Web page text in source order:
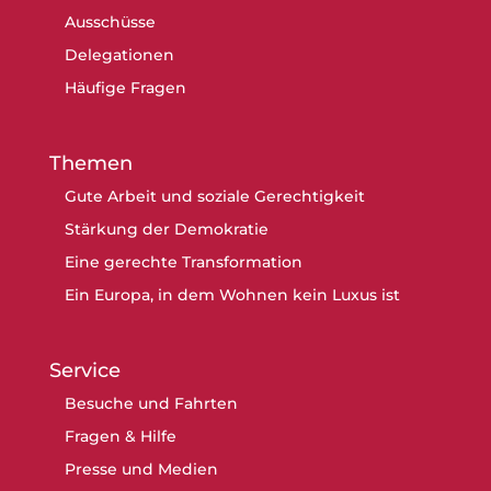
Ausschüsse
Delegationen
Häufige Fragen
Themen
Gute Arbeit und soziale Gerechtigkeit
Stärkung der Demokratie
Eine gerechte Transformation
Ein Europa, in dem Wohnen kein Luxus ist
Service
Besuche und Fahrten
Fragen & Hilfe
Presse und Medien